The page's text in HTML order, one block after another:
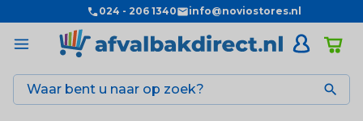
024 - 206 1340 info@noviostores.nl
